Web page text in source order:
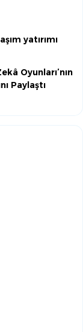
yatırımı
Oyunları’nın
Paylaştı